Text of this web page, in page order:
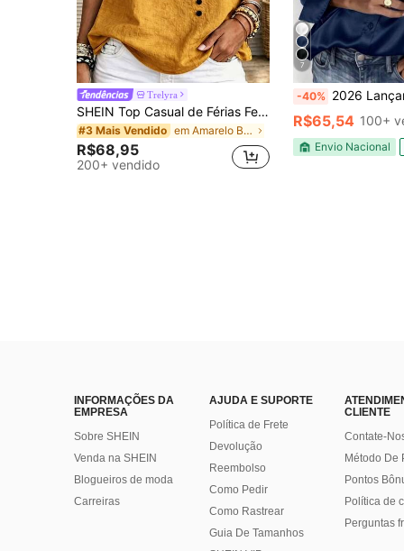
Trelyra
SHEIN Top Casual de Férias Feminina com Gola Meia e Única de Botões, Top Ajustada Confortável Macia Sem Elasticidade, Adequada para Férias Casuais, Casa, Passeio, Estilo Versátil Diário, Verão, Outono e Inverno para Mulheres, Top Elegante, Top Casual
#3 Mais Vendido em Amarelo Blusas de escritório macias
R$68,95
200+ vendido
7
-40% 2026 Lançamente Outono Camisa Feminina Cetim
R$65,54 100+
Envio Nacional
INFORMAÇÕES DA
EMPRESA
Sobre SHEIN
Venda na SHEIN
Blogueiros de moda
Carreiras
AJUDA E SUPORTE
Política de Frete
Devolução
Reembolso
Como Pedir
Como Rastrear
Guia De Tamanhos
CLIENTE
Contate-
Método De
Pontos
Política de
Perguntas